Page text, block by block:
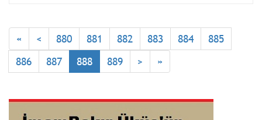
« < 880 881 882 883 884
885
886
887 888 889 > »